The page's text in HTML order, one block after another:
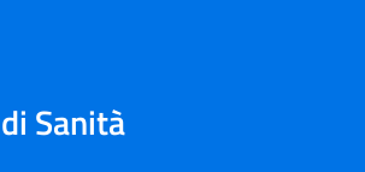
Sanità